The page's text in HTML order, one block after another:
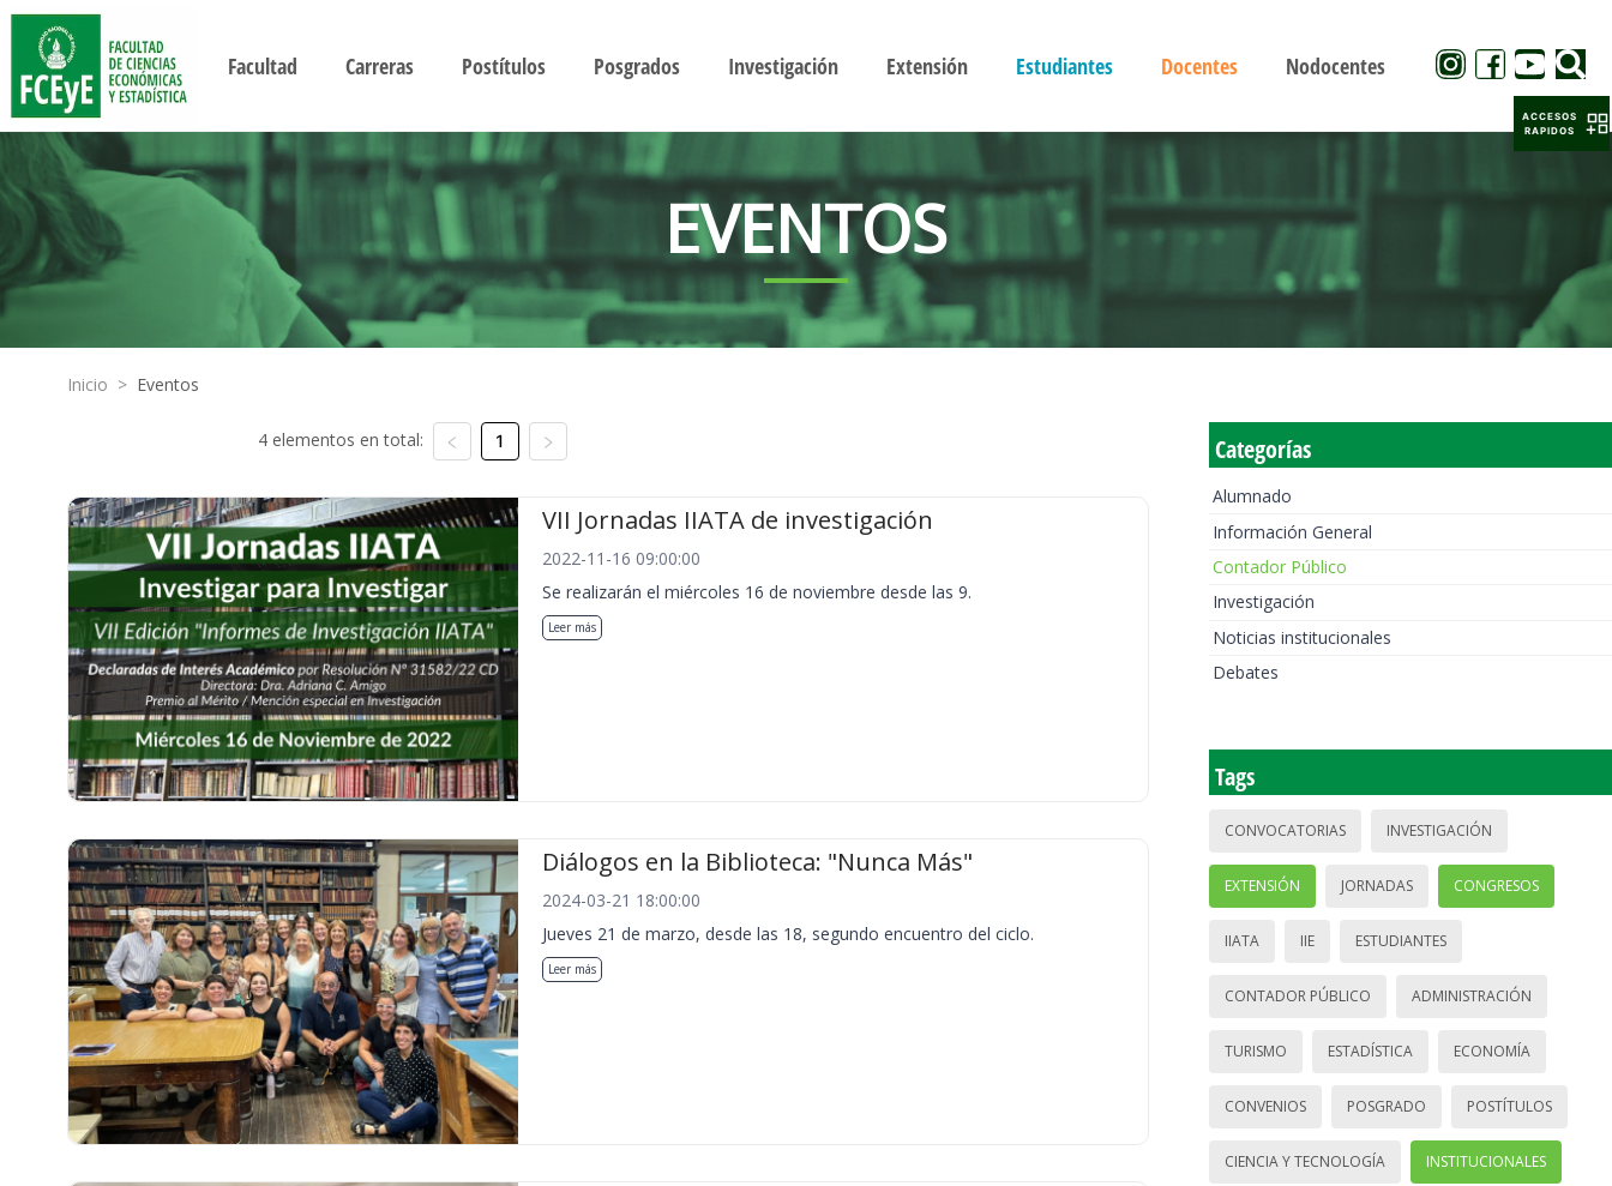
Facultad Carreras Postítulos Posgrados Investigación Extensión Estudiantes Docentes Nodocentes
EVENTOS
Inicio > Eventos
4 elementos en total: 1
VII Jornadas IIATA de investigación
2022-11-16 09:00:00
Se realizarán el miércoles 16 de noviembre desde las 9.
Leer más
Diálogos en la Biblioteca: "Nunca Más"
2024-03-21 18:00:00
Jueves 21 de marzo, desde las 18, segundo encuentro del ciclo.
Leer más
Categorías
Alumnado
Información General
Contador Público
Investigación
Noticias institucionales
Debates
Tags
CONVOCATORIAS INVESTIGACIÓN
EXTENSIÓN JORNADAS CONGRESOS
IIATA IIE ESTUDIANTES
CONTADOR PÚBLICO ADMINISTRACIÓN
TURISMO ESTADÍSTICA ECONOMÍA
CONVENIOS POSGRADO POSTÍTULOS
CIENCIA Y TECNOLOGÍA INSTITUCIONALES
ACCESOS
RAPIDOS